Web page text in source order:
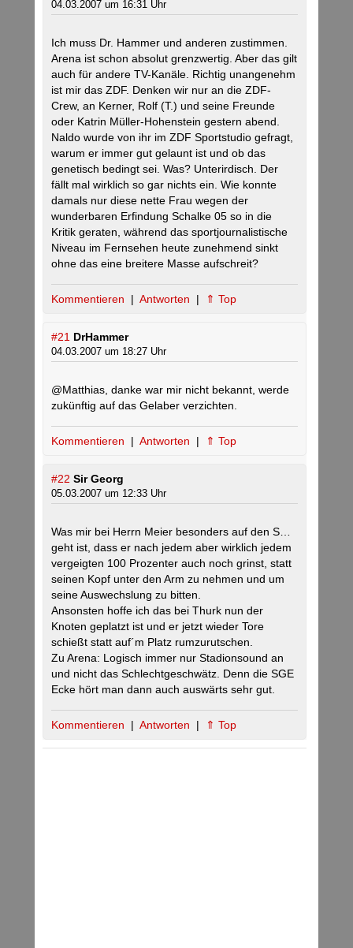
04.03.2007 um 16:31 Uhr
Ich muss Dr. Hammer und anderen zustimmen.
Arena ist schon absolut grenzwertig. Aber das gilt
auch für andere TV-Kanäle. Richtig unangenehm
ist mir das ZDF. Denken wir nur an die ZDF-
Crew, an Kerner, Rolf (T.) und seine Freunde
oder Katrin Müller-Hohenstein gestern abend.
Naldo wurde von ihr im ZDF Sportstudio gefragt,
warum er immer gut gelaunt ist und ob das
genetisch bedingt sei. Was? Unterirdisch. Der
fällt mal wirklich so gar nichts ein. Wie konnte
damals nur diese nette Frau wegen der
wunderbaren Erfindung Schalke 05 so in die
Kritik geraten, während das sportjournalistische
Niveau im Fernsehen heute zunehmend sinkt
ohne das eine breitere Masse aufschreit?
Kommentieren | Antworten | ⇑ Top
#21 DrHammer
04.03.2007 um 18:27 Uhr
@Matthias, danke war mir nicht bekannt, werde
zukünftig auf das Gelaber verzichten.
Kommentieren | Antworten | ⇑ Top
#22 Sir Georg
05.03.2007 um 12:33 Uhr
Was mir bei Herrn Meier besonders auf den S…
geht ist, dass er nach jedem aber wirklich jedem
vergeigten 100 Prozenter auch noch grinst, statt
seinen Kopf unter den Arm zu nehmen und um
seine Auswechslung zu bitten.
Ansonsten hoffe ich das bei Thurk nun der
Knoten geplatzt ist und er jetzt wieder Tore
schießt statt auf´m Platz rumzurutschen.
Zu Arena: Logisch immer nur Stadionsound an
und nicht das Schlechtgeschwätz. Denn die SGE
Ecke hört man dann auch auswärts sehr gut.
Kommentieren | Antworten | ⇑ Top